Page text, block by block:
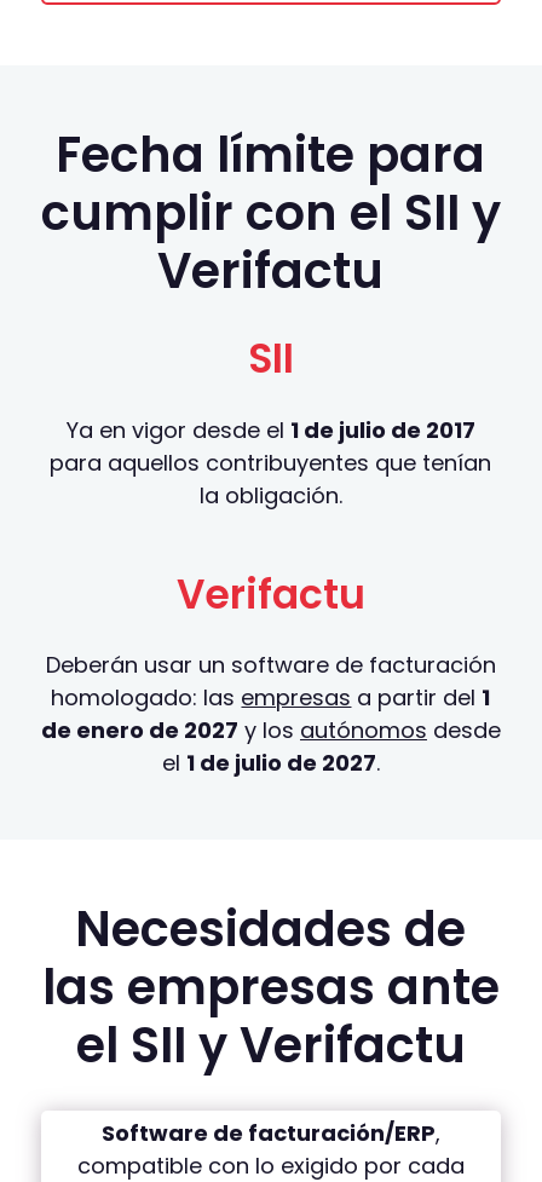
Fecha límite para
cumplir con el SII y
Verifactu
SII
Ya en vigor desde el 1 de julio de 2017
para aquellos contribuyentes que tenían
la obligación.
Verifactu
Deberán usar un software de facturación
homologado: las empresas a partir del 1
de enero de 2027 y los autónomos desde
el 1 de julio de 2027.
Necesidades de
las empresas ante
el SII y Verifactu
Software de facturación/ERP,
compatible con lo exigido por cada